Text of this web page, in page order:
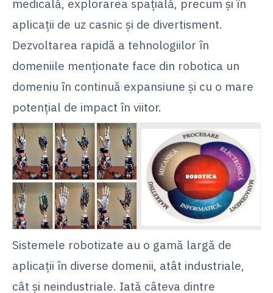
medicală, explorarea spațială, precum și în
aplicații de uz casnic și de divertisment.
Dezvoltarea rapidă a tehnologiilor în
domeniile menționate face din robotica un
domeniu în continuă expansiune și cu o mare
potențial de impact în viitor.
Sistemele robotizate au o gamă largă de
aplicații în diverse domenii, atât industriale,
cât și neindustriale. Iată câteva dintre